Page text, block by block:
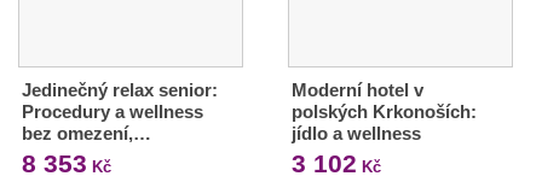
Jedinečný relax senior:
Procedury a wellness
bez omezení,…
8 353 Kč
Moderní hotel v
polských Krkonoších:
jídlo a wellness
3 102 Kč